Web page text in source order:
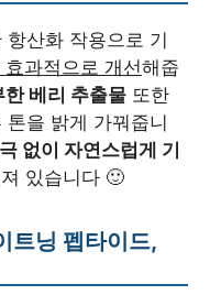
항산화 작용으로 기
과적으로 개선해줍
베리 추출물 또한
을 밝게 가꿔줍니
없이 자연스럽게 기
있습니다 🙂
트닝 펩타이드,